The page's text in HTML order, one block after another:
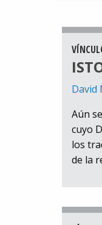
David
Aún
cuyo
los
de la